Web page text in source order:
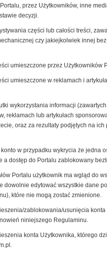
przez Użytkowników, inne
decyzji.
części lub całości treści,
czy jakiejkolwiek innej
umieszczone przez Użytkowników
umieszczone w reklamach i
wykorzystania informacji
reklamach lub artykułach
oraz za rezultaty podjętych na ich
w przypadku wykrycia że jedna
a dostęp do Portalu zablokowany
Portalu użytkownik ma wgląd do
dowolnie edytować wszystkie dane
które nie mogą zostać zmienione.
zablokowania/usunięcia konta
niniejszego Regulaminu.
konta Użytkownika, którego